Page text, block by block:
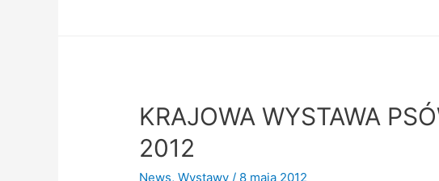
KRAJOWA WYSTAWA
2012
News,Wystawy / 8 maja 2012